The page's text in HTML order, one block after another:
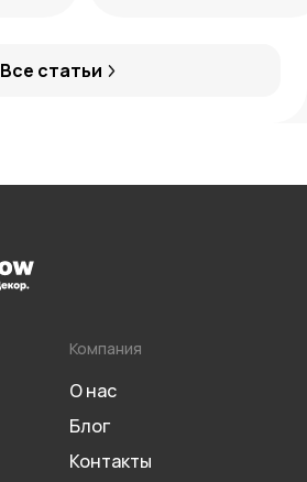
Все статьи
Компания
О нас
Блог
Контакты